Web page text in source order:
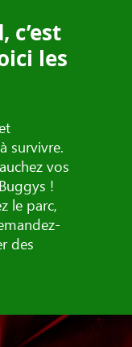
c’est
les
survivre.
vos
!
le parc,
des